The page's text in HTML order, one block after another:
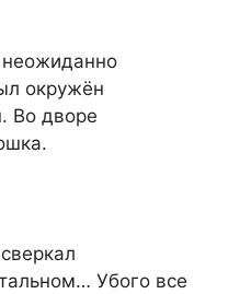
неожиданно
окружён
Во дворе
Убого все